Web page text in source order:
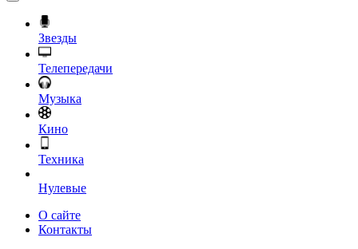
Звезды
Телепередачи
Музыка
Кино
Техника
Нулевые
О сайте
Контакты